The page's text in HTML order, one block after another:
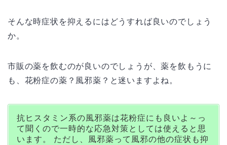
そんな時症状を抑えるにはどうすれば良いのでしょう
か。
市販の薬を飲むのが良いのでしょうが、薬を飲もうに
も、花粉症の薬？風邪薬？と迷いますよね。
抗ヒスタミン系の風邪薬は花粉症にも良いよ～っ
て聞くので一時的な応急対策としては使えると思
います。 ただし、風邪薬って風邪の他の症状も抑